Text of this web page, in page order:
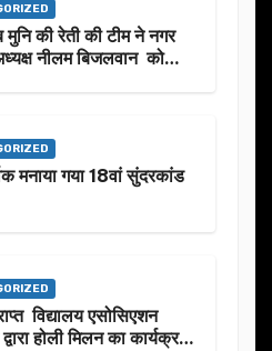
की रेती की टीम ने नगर
नीलम बिजलवान को
मनाया गया 18वां सुंदरकांड
विद्यालय एसोसिएशन
होली मिलन का कार्यक्रम